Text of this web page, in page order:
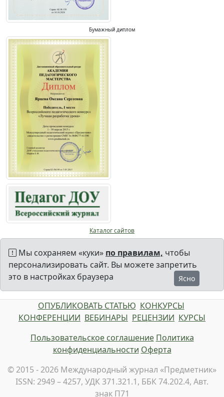
Бумажный диплом
Каталог сайтов
Мы сохраняем «куки» по правилам, чтобы
персонализировать сайт. Вы можете запретить
это в настройках браузера
Ясно
ОПУБЛИКОВАТЬ СТАТЬЮ КОНКУРСЫ
КОНФЕРЕНЦИИ ВЕБИНАРЫ РЕЦЕНЗИИ КУРСЫ
Пользовательское соглашение Политика
конфиденциальности Оферта
© 2015 - 2026 Международный журнал «Предметник»
ISSN: 2949 – 4257, УДК 371.321.1, ББК 74.202.4, Авт.
знак П71